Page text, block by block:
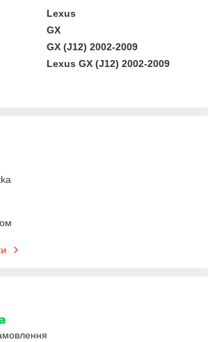
Lexus
GX
GX (J12) 2002-2009
Lexus GX (J12) 2002-2009